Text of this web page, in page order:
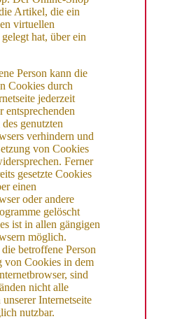
Artikel, die ein
virtuellen
hat, über ein
Person kann die
Cookies durch
jederzeit
entsprechenden
genutzten
verhindern und
von Cookies
Ferner
gesetzte Cookies
einen
oder andere
gelöscht
ist in allen gängigen
möglich.
betroffene Person
von Cookies in dem
sind
nicht alle
Internetseite
nutzbar.